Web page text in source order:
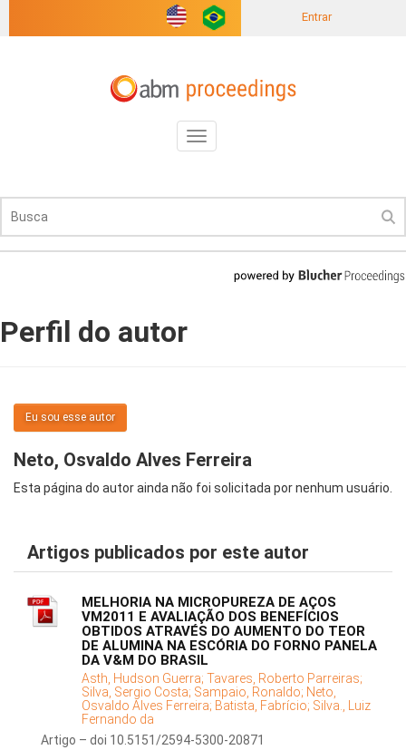
Entrar
Toggle
navigation
Perfil do autor
Eu sou esse autor
Neto, Osvaldo Alves Ferreira
Esta página do autor ainda não foi solicitada por nenhum usuário.
Artigos publicados por este autor
MELHORIA NA MICROPUREZA DE AÇOS
VM2011 E AVALIAÇÃO DOS BENEFÍCIOS
OBTIDOS ATRAVÉS DO AUMENTO DO TEOR
DE ALUMINA NA ESCÓRIA DO FORNO PANELA
DA V&M DO BRASIL
Asth, Hudson Guerra; Tavares, Roberto Parreiras;
Silva, Sergio Costa; Sampaio, Ronaldo; Neto,
Osvaldo Alves Ferreira; Batista, Fabrício; Silva., Luiz
Fernando da
Artigo – doi 10.5151/2594-5300-20871